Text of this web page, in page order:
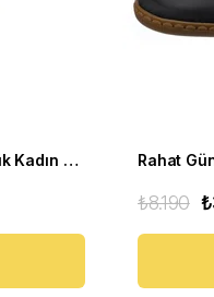
Büyük Numara Rahat Günlük Kadın Ayakkabı PR 5511 Kırmızı
₺8.190